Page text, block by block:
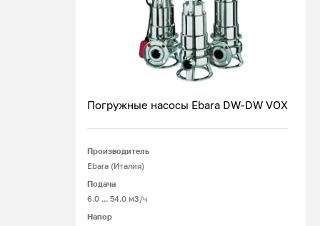
Погружные насосы Ebara DW-DW VOX
Производитель
Ebara (Италия)
Подача
6.0 ... 54.0 м3/ч
Напор